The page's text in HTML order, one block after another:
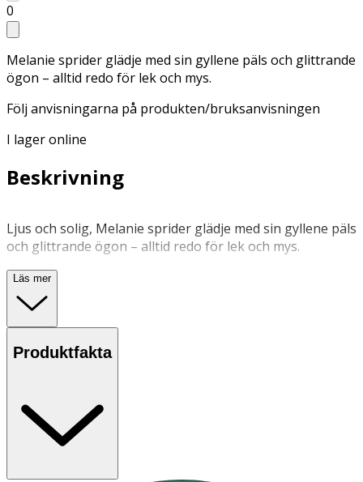
0
Melanie sprider glädje med sin gyllene päls och glittrande
ögon – alltid redo för lek och mys.
Följ anvisningarna på produkten/bruksanvisningen
I lager online
Beskrivning
Ljus och solig, Melanie sprider glädje med sin gyllene päls
och glittrande ögon – alltid redo för lek och mys.
Lämplig ålder: Rekommenderas för barn från 3 år och
uppåt. Förvaring: Förvara på en torr plats, borta från
att inga delar har lossnat. Ej lämplig för barn under 3 år
på grund av smådelar. Användning: Leksaken är mjuk och
• Förvara leksaken på en torr plats. • Håll borta från
direkt solljus för att undvika blekning. • Undvik fuktiga
leksaken i en låda eller på hylla när den inte används. • Ej
Läs mer
Produktfakta